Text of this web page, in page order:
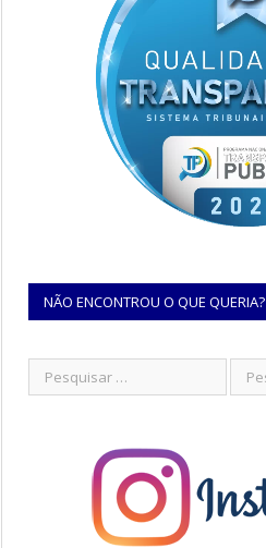
NÃO ENCONTROU O QUE QUERIA?